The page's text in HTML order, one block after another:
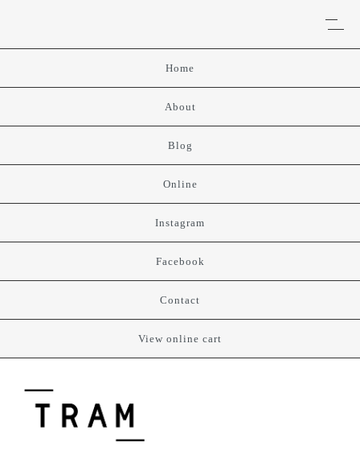
Home
About
Blog
Online
Instagram
Facebook
Contact
View online cart